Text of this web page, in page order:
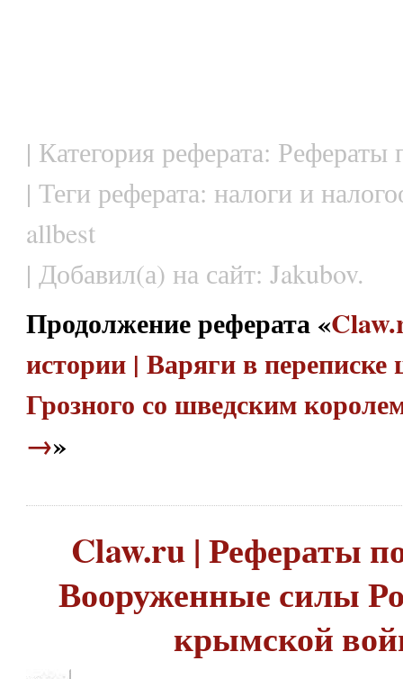
| Категория реферата: Рефераты
| Теги реферата: налоги и
allbest
| Добавил(а) на сайт: Jakubov.
Продолжение реферата «
истории | Варяги в
Грозного со шведским
→»
Claw.ru | Рефераты
Вооруженные силы
крымской